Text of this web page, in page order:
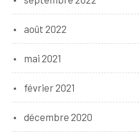
août 2022
mai 2021
février 2021
décembre 2020